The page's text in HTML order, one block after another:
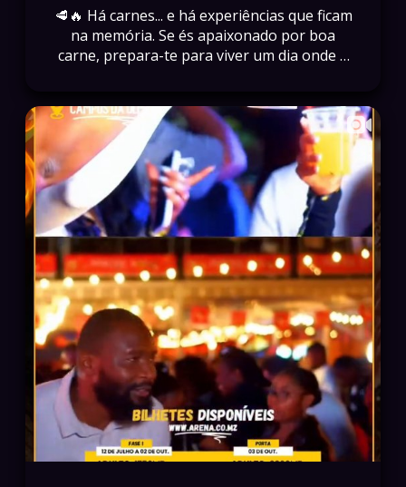
🥩🔥 Há carnes... e há experiências que ficam
na memória. Se és apaixonado por boa
carne, prepara-te para viver um dia onde o
Campus da UEM 🎟️ Garante já o teu bilhete
em www.arena.co.mz
#MozambiqueBarbecueFestival #MBF2026
#Maputo #ArenaEventos #Moçambique